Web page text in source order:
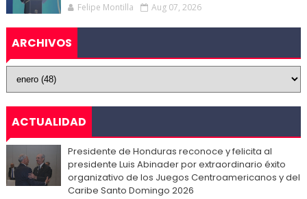
Felipe Montilla Aug 07, 2026
ARCHIVOS
ACTUALIDAD
Presidente de Honduras reconoce y felicita al
presidente Luis Abinader por extraordinario éxito
organizativo de los Juegos Centroamericanos y del
Caribe Santo Domingo 2026